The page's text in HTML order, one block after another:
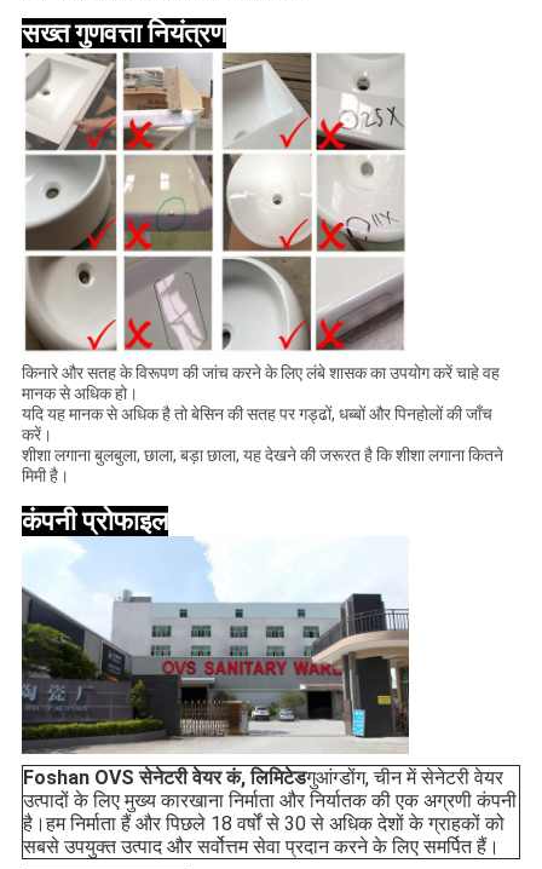
सख्त गुणवत्ता नियंत्रण
किनारे और सतह के विरूपण की जांच करने के लिए लंबे शासक का उपयोग करें चाहे वह
मानक से अधिक हो।
यदि यह मानक से अधिक है तो बेसिन की सतह पर गड्ढों, धब्बों और पिनहोलों की जाँच
करें।
शीशा लगाना बुलबुला, छाला, बड़ा छाला, यह देखने की जरूरत है कि शीशा लगाना कितने
मिमी है।
कंपनी प्रोफाइल
Foshan OVS सेनेटरी वेयर कं, लिमिटेडगुआंग्डोंग, चीन में सेनेटरी वेयर
उत्पादों के लिए मुख्य कारखाना निर्माता और निर्यातक की एक अग्रणी कंपनी
है।हम निर्माता हैं और पिछले 18 वर्षों से 30 से अधिक देशों के ग्राहकों को
सबसे उपयुक्त उत्पाद और सर्वोत्तम सेवा प्रदान करने के लिए समर्पित हैं।